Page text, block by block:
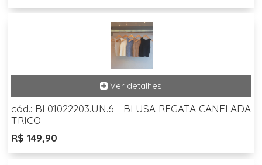
cód.: BL01022203.UN.6 - BLUSA REGATA CANELADA
TRICO
R$ 149,90